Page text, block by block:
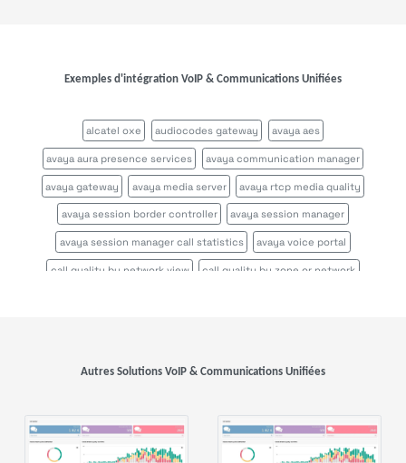
Exemples d'intégration VoIP & Communications Unifiées
alcatel oxe audiocodes gateway avaya aes
avaya aura presence services avaya communication manager
avaya gateway avaya media server avaya rtcp media quality
avaya session border controller avaya session manager
avaya session manager call statistics avaya voice portal
call quality by network view call quality by zone or network
cisco tp gw cisco ube cisco uic cisco unity cisco unity express
Autres Solutions VoIP & Communications Unifiées